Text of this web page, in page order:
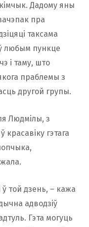
Дадому яны
пра
таксама
любым пункце
і таму, што
праблемы з
другой групы.
Людмілы, з
красавіку гэтага
ў той дзень, – кажа
адводзіў
Гэта могуць